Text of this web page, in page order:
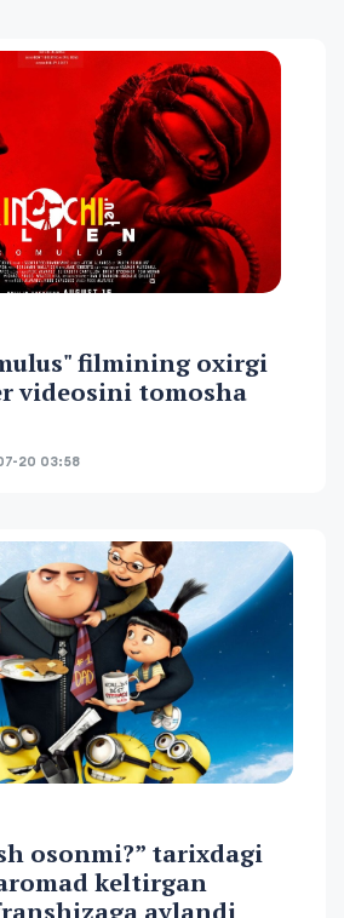
filmining oxirgi
videosini tomosha
20 03:58
osonmi?” tarixdagi
keltirgan
aylandi